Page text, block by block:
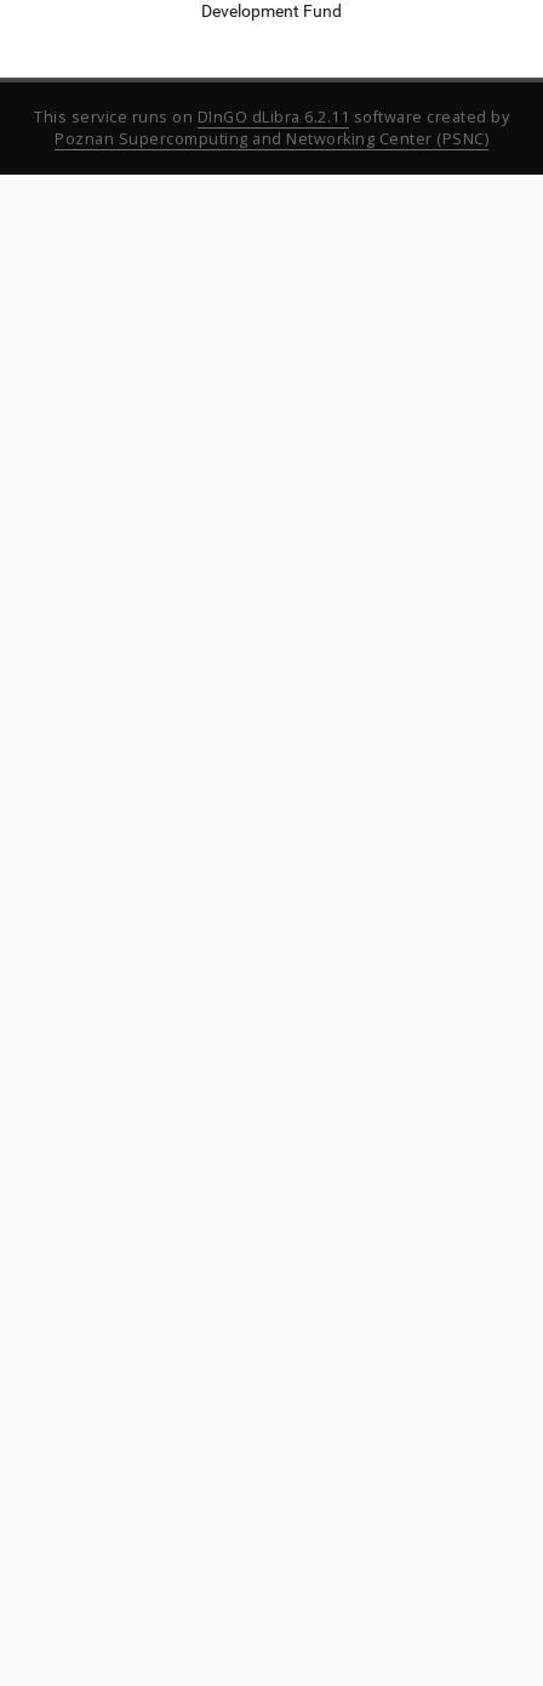
Development Fund
This service runs on DInGO dLibra 6.2.11 software created by
Poznan Supercomputing and Networking Center (PSNC)